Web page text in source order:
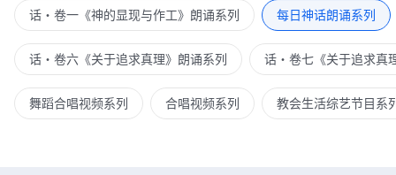
话・卷一《神的显现与作工》朗诵系列 每日神话朗诵系列
话・卷六《关于追求真理》朗诵系列 话・卷七《关于追求真
舞蹈合唱视频系列 合唱视频系列 教会生活综艺节目系